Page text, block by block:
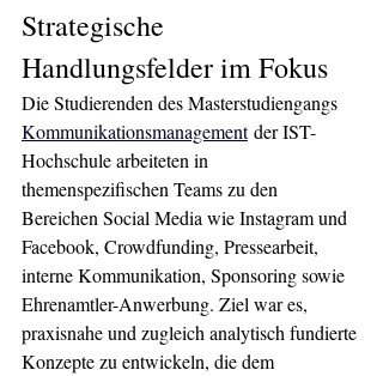
Strategische
Handlungsfelder im Fokus
Die Studierenden des Masterstudiengangs
Kommunikationsmanagement der IST-
Hochschule arbeiteten in
themenspezifischen Teams zu den
Bereichen Social Media wie Instagram und
Facebook, Crowdfunding, Pressearbeit,
interne Kommunikation, Sponsoring sowie
Ehrenamtler-Anwerbung. Ziel war es,
praxisnahe und zugleich analytisch fundierte
Konzepte zu entwickeln, die dem